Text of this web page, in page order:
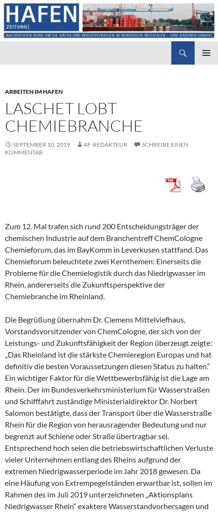
ARBEITEN IM HAFEN
LASCHET LOBT
CHEMIEBRANCHE
SEPTEMBER 10, 2019 AF-REDAKTEUR
SCHREIBE EINEN
KOMMENTAR
Zum 12. Mal trafen sich rund 200 Entscheidungsträger der
chemischen Industrie auf dem Branchentreff ChemCologne
Chemieforum, das im BayKomm in Leverkusen stattfand. Das
Chemieforum beleuchtete zwei Kernthemen: Einerseits die
Probleme für die Chemielogistik durch das Niedrigwasser im
Rhein, andererseits die Zukunftsperspektive der
Chemiebranche im Rheinland.
Die Begrüßung übernahm Dr. Clemens Mittelviefhaus,
Vorstandsvorsitzender von ChemCologne, der sich von der
Leistungs- und Zukunftsfähigkeit der Region überzeugt zeigte:
„Das Rheinland ist die stärkste Chemieregion Europas und hat
definitiv die besten Voraussetzungen diesen Status zu halten.“
Ein wichtiger Faktor für die Wettbewerbsfähig ist die Lage am
Rhein. Der im Bundesverkehrsministerium für Wasserstraßen
und Schifffahrt zuständige Ministerialdirektor Dr. Norbert
Salomon bestätigte, dass der Transport über die Wasserstraße
Rhein für die Region von herausragender Bedeutung und nur
begrenzt auf Schiene oder Straße übertragbar sei.
Entsprechend hoch seien die betriebswirtschaftlichen Verluste
vieler Unternehmen entlang des Rheins aufgrund der
extremen Niedrigwasserperiode im Jahr 2018 gewesen. Da
eine Häufung von Extrempegelständen erwartbar ist, sollen im
Rahmen des im Juli 2019 unterzeichneten „Aktionsplans
Niedrigwasser Rhein“ exaktere Wasserstandvorhersagen und